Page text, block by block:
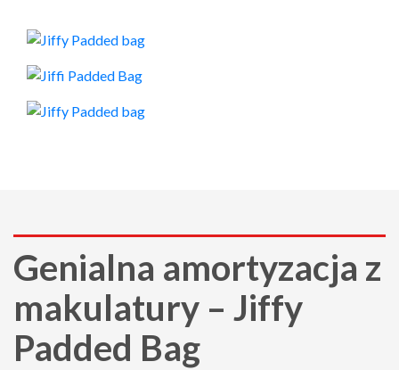
Genialna amortyzacja z
makulatury – Jiffy
Padded Bag